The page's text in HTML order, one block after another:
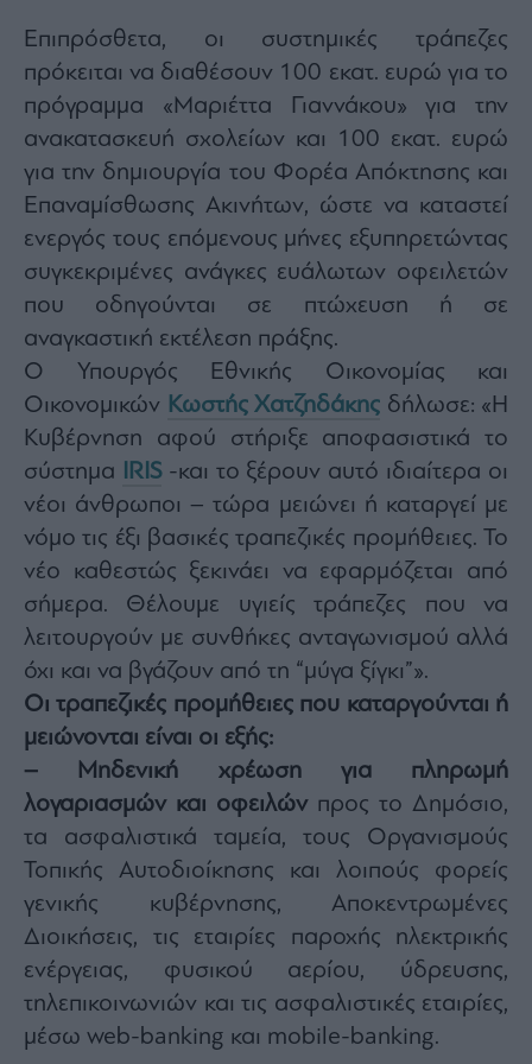
Media
Εγγραφείτε
στο
Newsletter
mononews.gr
By
submitting
your
email,
you
agree
to
our
and
Privacy
Notice.
You
can
opt
at
any
time.
This
is
by
reCAPTCHA
and
the
Google
Privacy
and
Terms
of
Service
apply.
Επιπρόσθετα, οι συστημικές τράπεζες
πρόκειται να διαθέσουν 100 εκατ. ευρώ για το
πρόγραμμα «Μαριέττα Γιαννάκου» για την
ανακατασκευή σχολείων και 100 εκατ. ευρώ
για την δημιουργία του Φορέα Απόκτησης και
Επαναμίσθωσης Ακινήτων, ώστε να καταστεί
ενεργός τους επόμενους μήνες εξυπηρετώντας
συγκεκριμένες ανάγκες ευάλωτων οφειλετών
που οδηγούνται σε πτώχευση ή σε
αναγκαστική εκτέλεση πράξης.
O Υπουργός Εθνικής Οικονομίας και
Οικονομικών Κωστής Χατζηδάκης δήλωσε: «Η
Κυβέρνηση αφού στήριξε αποφασιστικά το
σύστημα
IRIS-και το ξέρουν αυτό ιδιαίτερα οι
νέοι άνθρωποι – τώρα μειώνει ή καταργεί με
νόμο τις έξι βασικές τραπεζικές προμήθειες. Το
νέο καθεστώς ξεκινάει να εφαρμόζεται από
σήμερα. Θέλουμε υγιείς τράπεζες που να
λειτουργούν με συνθήκες ανταγωνισμού αλλά
όχι και να βγάζουν από τη “μύγα ξίγκι”».
Οι τραπεζικές προμήθειες που καταργούνται ή
μειώνονται είναι οι εξής:
– Μηδενική χρέωση για πληρωμή
λογαριασμών και οφειλώνπρος το Δημόσιο,
τα ασφαλιστικά ταμεία, τους Οργανισμούς
Τοπικής Αυτοδιοίκησης και λοιπούς φορείς
γενικής κυβέρνησης, Αποκεντρωμένες
Διοικήσεις, τις εταιρίες παροχής ηλεκτρικής
ενέργειας, φυσικού αερίου, ύδρευσης,
τηλεπικοινωνιών και τις ασφαλιστικές εταιρίες,
μέσω web-banking και mobile-banking.